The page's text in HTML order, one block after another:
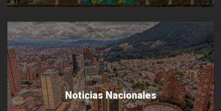
Noticias Nacionales